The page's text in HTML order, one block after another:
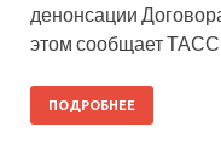
денонсации
этом сообщает ТАСС
ПОДРОБНЕЕ